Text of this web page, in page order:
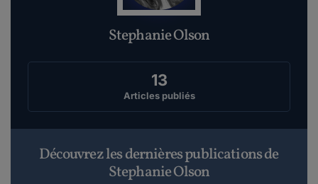
Stephanie Olson
13
Articles publiés
Découvrez les dernières publications de
Stephanie Olson